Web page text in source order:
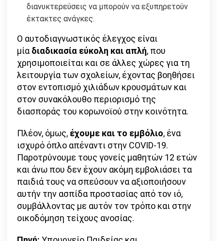
διανυκτερεύσεις να μπορούν να εξυπηρετούν
έκτακτες ανάγκες.
Ο αυτοδιαγνωστικός έλεγχος είναι
μίαδιαδικασία εύκολη και απλή, που
χρησιμοποιείται και σε άλλες χώρες για τη
λειτουργία των σχολείων, έχοντας βοηθήσει
στον εντοπισμό χιλιάδων κρουσμάτων και
στον συνακόλουθο περιορισμό της
διασποράς του κορωνοϊού στην κοινότητα.
Πλέον, όμως, έχουμε και το εμβόλιο, ένα
ισχυρό όπλο απέναντι στην COVID-19.
Παροτρύνουμε τους γονείς μαθητών 12 ετών
και άνω που δεν έχουν ακόμη εμβολιάσει τα
παιδιά τους να σπεύσουν να αξιοποιήσουν
αυτήν την ασπίδα προστασίας από τον ιό,
συμβάλλοντας με αυτόν τον τρόπο και στην
οικοδόμηση τείχους ανοσίας.